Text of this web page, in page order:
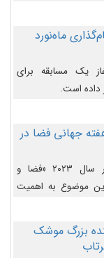
کند و سپس با یک
شود.ماه‌نورد
یک مسابقه برای
داده است.
جهانی فضا در
موضوع هفته جهانی فضا در سال ۲۰۲۳ «فضا و
موضوع به اهمیت
و مزایای جدیدی که
می‌پردازد.
بزرگ موشک